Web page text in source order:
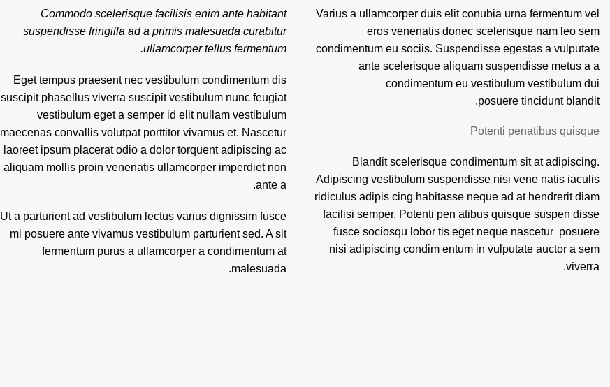
Commodo scelerisque facilisis enim ante habitant
suspendisse fringilla ad a primis malesuada curabitur
ullamcorper tellus fermentum.
Eget tempus praesent nec vestibulum condimentum dis
suscipit phasellus viverra suscipit vestibulum nunc feugiat
vestibulum eget a semper id elit nullam vestibulum
maecenas convallis volutpat porttitor vivamus et. Nascetur
laoreet ipsum placerat odio a dolor torquent adipiscing ac
aliquam mollis proin venenatis ullamcorper imperdiet non
ante a.
Ut a parturient ad vestibulum lectus varius dignissim fusce
mi posuere ante vivamus vestibulum parturient sed. A sit
fermentum purus a ullamcorper a condimentum at
malesuada.
Varius a ullamcorper duis elit conubia urna fermentum vel
eros venenatis donec scelerisque nam leo sem
condimentum eu sociis. Suspendisse egestas a vulputate
ante scelerisque aliquam suspendisse metus a a
condimentum eu vestibulum vestibulum dui
posuere tincidunt blandit.
Potenti penatibus quisque
Blandit scelerisque condimentum sit at adipiscing.
Adipiscing vestibulum suspendisse nisi vene natis iaculis
ridiculus adipis cing habitasse neque ad at hendrerit diam
facilisi semper. Potenti pen atibus quisque suspen disse
fusce sociosqu lobor tis eget neque nascetur posuere
nisi adipiscing condim entum in vulputate auctor a sem
viverra.